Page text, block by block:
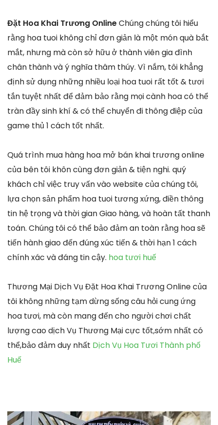
Đặt Hoa Khai Trương OnlineChúng chúng tôi hiểu
rằng hoa tuoi không chỉ đơn giản là một món quà bắt
mắt, nhưng mà còn sở hữu ở thành viên gia đình
chân thành và ý nghĩa thâm thúy. Vì nắm, tôi khẳng
định sử dụng những nhiều loại hoa tuoi rất tốt & tươi
tắn tuyệt nhất để đảm bảo rằng mọi cành hoa có thể
tràn đầy sinh khí & có thể chuyển đi thông điệp của
game thủ 1 cách tốt nhất.
Quá trình mua hàng hoa mở bán khai trương online
của bên tôi khôn cùng đơn giản & tiện nghi. quý
khách chỉ việc truy vấn vào website của chúng tôi,
lựa chọn sản phẩm hoa tuoi tương xứng, điền thông
tin hệ trọng và thời gian Giao hàng, và hoàn tất thanh
toán. Chúng tôi có thể bảo đảm an toàn rằng hoa sẽ
tiến hành giao đến đúng xúc tiến & thời hạn 1 cách
chính xác và đáng tin cậy. hoa tươi huế
Thương Mại Dịch Vụ Đặt Hoa Khai Trương Online của
tôi không những tạm dừng sống câu hỏi cung ứng
hoa tươi, mà còn mang đến cho người chơi chất
lượng cao dịch Vụ Thương Mại cực tốt,sớm nhất có
thể,bảo đảm duy nhất Dịch Vụ Hoa Tươi Thành phố
Huế